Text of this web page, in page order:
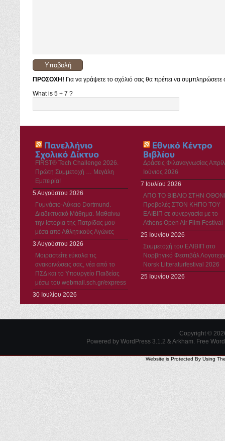
ΠΡΟΣΟΧΗ! Για να γράψετε το σχόλιό σας θα πρέπει να
What is 5 + 7 ?
FIRST® Tech Challenge 2026.
Πρώτη Συμμετοχή … Μεγάλη
Εμπειρία!
5 Αυγούστου 2026
Γυμνάσιο-Λύκειο Dortmund.
Διαδικτυακό Μάθημα. Μαθαίνω
την Ιστορία της Πατρίδας μου
μέσα από Αθλητικούς Αγώνες
3 Αυγούστου 2026
Μοιραστείτε εύκολα τις
ανακοινώσεις σας, νέα από το
ΠΣΔ και το Υπουργείο Παιδείας
μέσω του webmail.sch.gr/express
30 Ιουλίου 2026
Δράσεις Φιλαναγνωσίας
Ιούνιος 2026
7 Ιουλίου 2026
ΑΠΟ ΤΟ ΒΙΒΛΙΟ ΣΤΗΝ
Προβολές ΣΤΟΝ ΚΗΠΟ ΤΟΥ
ΕΛΙΒΙΠ σε συνεργασία με το
Athens Open Air Film Festival
25 Ιουνίου 2026
Συμμετοχή του ΕΛΙΒΙΠ στο
Νορβηγικό Φεστιβάλ
Norsk Litteraturfestival 2026
25 Ιουνίου 2026
Copyright ©
Powered by WordPress 3.1.2 & Arkham. Free
Website is Protected By Using